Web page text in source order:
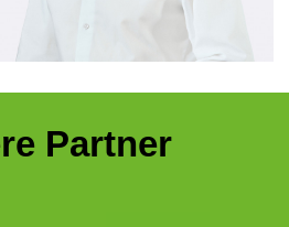
Partner